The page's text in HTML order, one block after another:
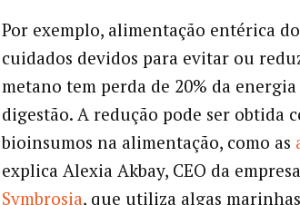
Por exemplo, alimentação entérica
cuidados devidos para evitar ou
metano tem perda de 20% da
digestão. A redução pode ser obtida
bioinsumos na alimentação, como as
explica Alexia Akbay, CEO da
Symbrosia, que utiliza algas